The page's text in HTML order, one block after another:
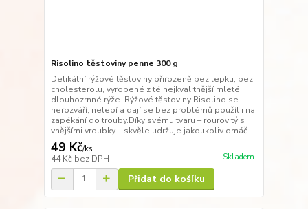
Risolino těstoviny penne 300 g
Delikátní rýžové těstoviny přirozeně bez lepku, bez
cholesterolu, vyrobené z té nejkvalitnější mleté
dlouhozrnné rýže. Rýžové těstoviny Risolino se
nerozváří, nelepí a dají se bez problémů použít i na
zapékání do trouby.Díky svému tvaru – rourovitý s
vnějšími vroubky – skvěle udržuje jakoukoliv omáč...
49 Kč/ks
44 Kč bez DPH Skladem
Přidat do košíku